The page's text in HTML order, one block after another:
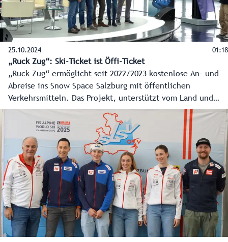
25.10.2024 01:18
„Ruck Zug“: Ski-Ticket ist Öffi-Ticket
„Ruck Zug“ ermöglicht seit 2022/2023 kostenlose An- und
Abreise ins Snow Space Salzburg mit öffentlichen
Verkehrsmitteln. Das Projekt, unterstützt vom Land und
Verkehrsverbund Salzburg, hilft Staus zu vermeiden und
bietet eine entspannte Anreise. In der vergangenen Saison
wurden so 50 Tonnen CO2 eingespart. Auch in anderen
Bereichen wird in den Skigebieten auf Ökologie und
Ressourcenschonung geachtet - Künstliche Intelligenz hilft
dabei.